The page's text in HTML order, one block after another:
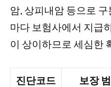
암, 상피내암 등으로
마다 보험사에서 지급
이 상이하므로 세심한
진단코드 보장